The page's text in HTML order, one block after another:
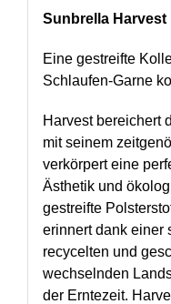
Sunbrella Harvest
Eine gestreifte
Schlaufen-Garne
Harvest bereichert
mit seinem
verkörpert eine
Ästhetik und
gestreifte
erinnert dank einer
recycelten und
wechselnden
der Erntezeit.